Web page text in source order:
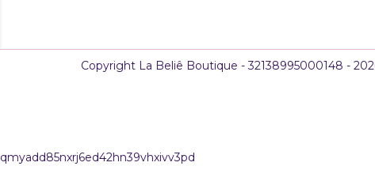
Copyright La Beliê Boutique - 32138995000148 -
qmyadd85nxrj6ed42hn39vhxivv3pd